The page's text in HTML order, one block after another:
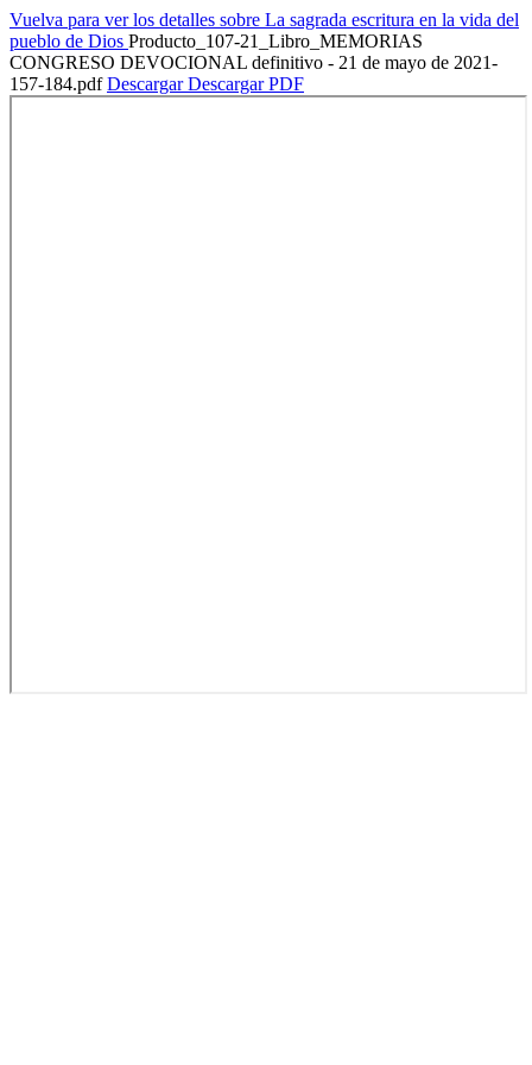
Vuelva para ver los detalles sobre La sagrada escritura en la vida del
pueblo de Dios Producto_107-21_Libro_MEMORIAS
CONGRESO DEVOCIONAL definitivo - 21 de mayo de 2021-
157-184.pdfDescargarDescargar PDF